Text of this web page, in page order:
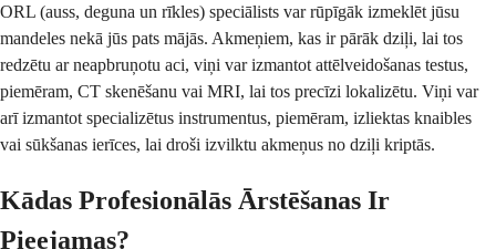
ORL (auss, deguna un rīkles) speciālists var rūpīgāk izmeklēt jūsu
mandeles nekā jūs pats mājās. Akmeņiem, kas ir pārāk dziļi, lai tos
redzētu ar neapbruņotu aci, viņi var izmantot attēlveidošanas testus,
piemēram, CT skenēšanu vai MRI, lai tos precīzi lokalizētu. Viņi var
arī izmantot specializētus instrumentus, piemēram, izliektas knaibles
vai sūkšanas ierīces, lai droši izvilktu akmeņus no dziļi kriptās.
Kādas Profesionālās Ārstēšanas Ir
Pieejamas?